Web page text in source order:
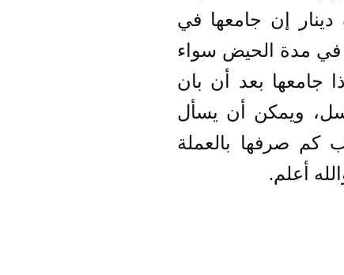
إن جامعها في
في مدة الحيض سواء
جامعها بعد أن بان
ويمكن أن يسأل
كم صرفها بالعملة
أعلم.